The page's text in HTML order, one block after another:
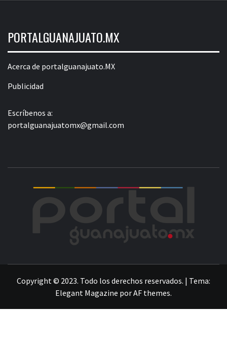
PORTALGUANAJUATO.MX
Acerca de portalguanajuato.MX
Publicidad
Escríbenos a:
portalguanajuatomx@gmail.com
Copyright © 2023. Todo los derechos reservados. | Tema:
Elegant Magazine porAF themes.